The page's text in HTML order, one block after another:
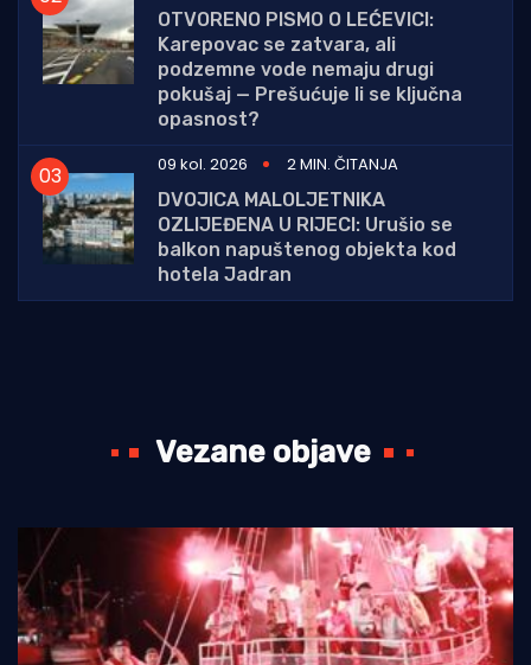
OTVORENO PISMO O LEĆEVICI:
Karepovac se zatvara, ali
podzemne vode nemaju drugi
pokušaj — Prešućuje li se ključna
opasnost?
09 kol. 2026
2 MIN. ČITANJA
DVOJICA MALOLJETNIKA
OZLIJEĐENA U RIJECI: Urušio se
balkon napuštenog objekta kod
hotela Jadran
Vezane objave